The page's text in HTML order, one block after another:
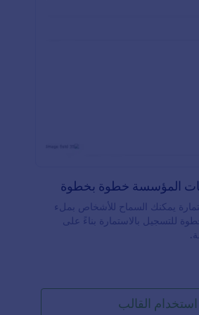
المؤسسة خطوة بخطوة
يمكنك السماح للأشخاص بملء
للتسجيل بالاستمارة بناءً على
استخدام القالب